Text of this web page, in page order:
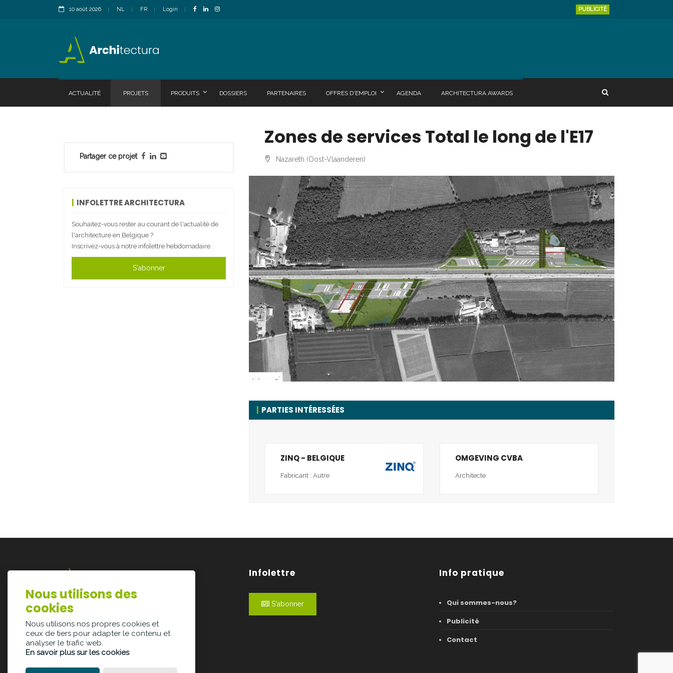
10 août 2026 NL FR Login PUBLICITÉ
ACTUALITÉ PROJETS PRODUITS DOSSIERS PARTENAIRES OFFRES D'EMPLOI AGENDA ARCHITECTURA AWARDS
Partager ce projet
INFOLETTRE ARCHITECTURA
Souhaitez-vous rester au courant de l'actualité de
l'architecture en Belgique ?
Inscrivez-vous à notre infolettre hebdomadaire.
S'abonner
Zones de services Total le long de l'E17
Nazareth (Oost-Vlaanderen)
PARTIES INTÉRESSÉES
ZINQ - BELGIQUE
Fabricant : Autre
OMGEVING CVBA
Architecte
Lazarijstraat 168
3500 Hasselt
Infolettre
S'abonner
Info pratique
Qui sommes-nous?
Publicité
Contact
Nous utilisons des
cookies
Nous utilisons nos propres cookies et
ceux de tiers pour adapter le contenu et
analyser le trafic web.
En savoir plus sur les cookies